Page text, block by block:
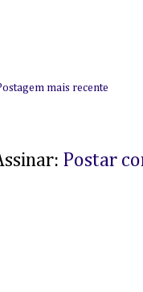
mais recente
Postar